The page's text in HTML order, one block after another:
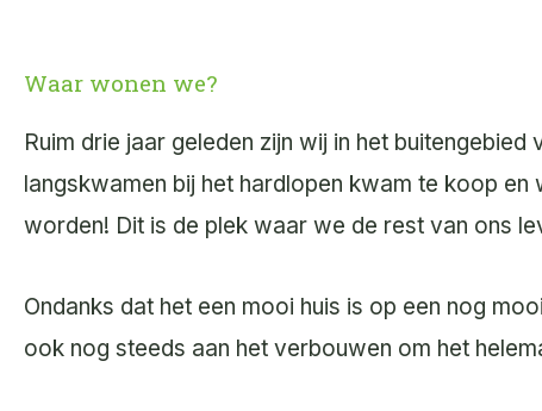
Waar wonen we?
Ruim drie jaar geleden zijn wij in het
langskwamen bij het hardlopen kwam te koop
worden! Dit is de plek waar we de rest van ons
Ondanks dat het een mooi huis is op een nog
ook nog steeds aan het verbouwen om het